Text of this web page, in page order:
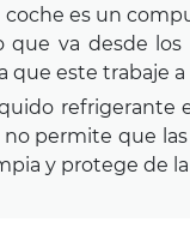
es un
va desde los
que este trabaje
refrigerante
permite que
y protege de